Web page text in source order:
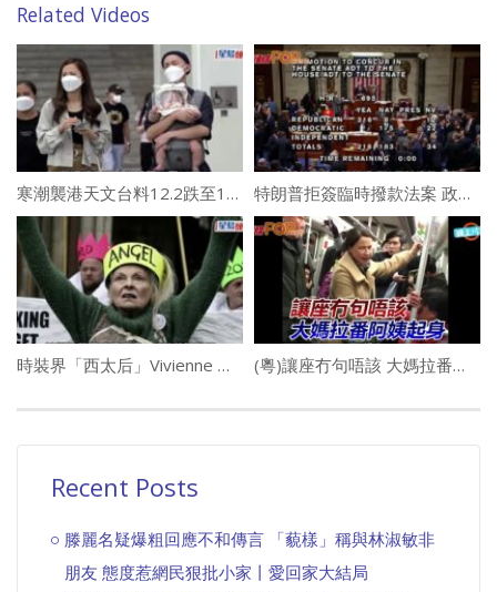
Related Videos
寒潮襲港天文台料12.2跌至14度 電腦預報新界或得7度 特朗普拒簽臨時撥款法案 政府陷停擺危機
時裝界「西太后」Vivienne Westwood離世 由小學教師到「國寶級」設計師 (粵)讓座冇句唔該 大媽拉番阿姨起身
Recent Posts
滕麗名疑爆粗回應不和傳言 「藐樣」稱與林淑敏非
朋友 態度惹網民狠批小家丨愛回家大結局